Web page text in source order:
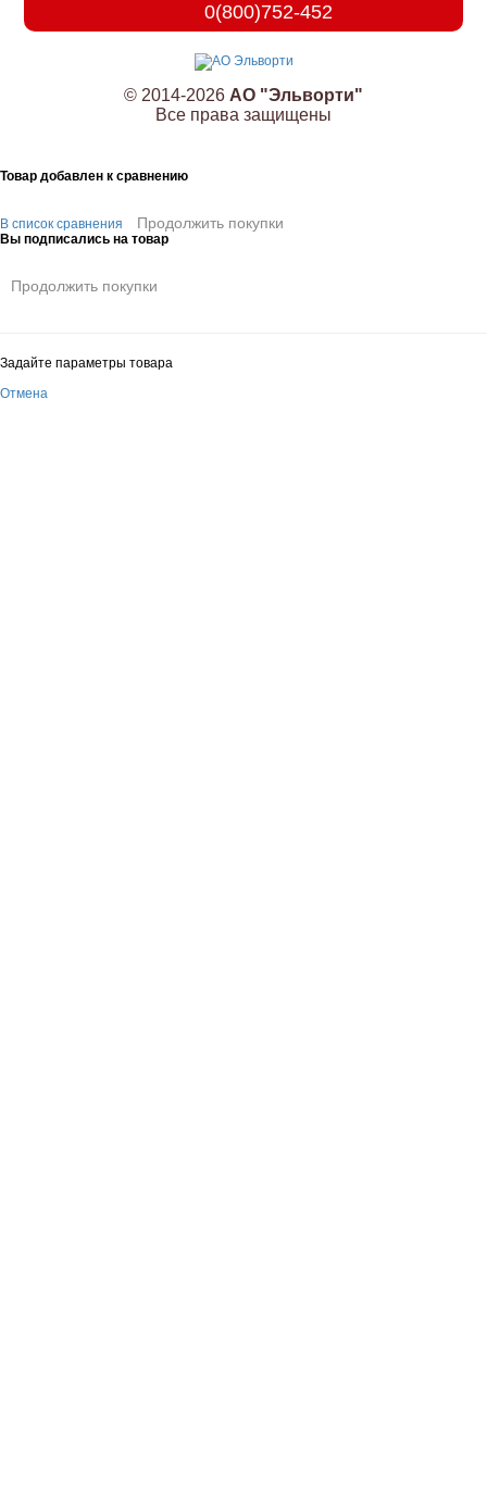
0(800)752-452
© 2014-2026 АО "Эльворти"
Все права защищены
Товар добавлен к сравнению
В список сравнения Продолжить покупки
Вы подписались на товар
Продолжить покупки
Задайте параметры товара
Отмена